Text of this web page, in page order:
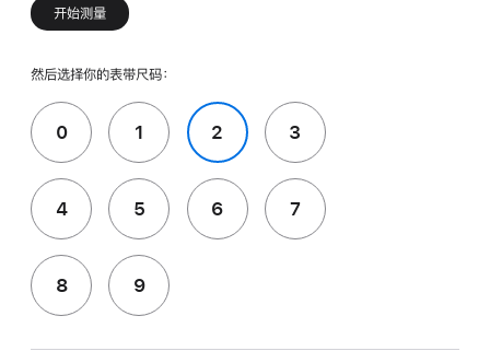
开始测量
然后选择你的表带尺码：
0 1 2 3
4 5 6 7
8 9